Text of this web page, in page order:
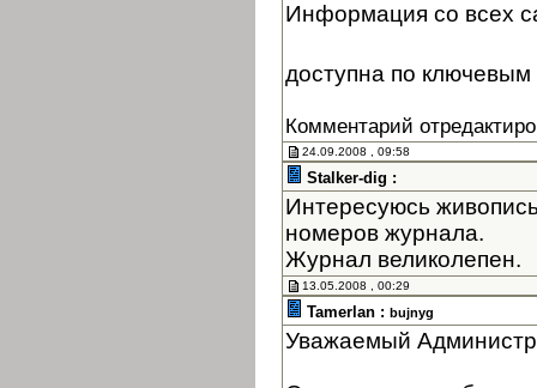
Информация со всех
доступна по
Комментарий
24.09.2008 , 09:58
Stalker-dig :
Интересуюсь
номеров журнала.
Журнал великолепен.
13.05.2008 , 00:29
Tamerlan : bujnyg
Уважаемый